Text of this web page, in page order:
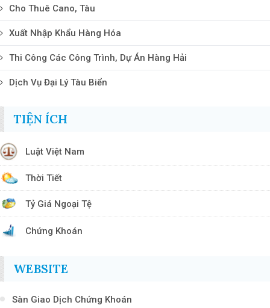
Cho Thuê Cano, Tàu
Xuất Nhập Khẩu Hàng Hóa
Thi Công Các Công Trình, Dự Án Hàng Hải
Dịch Vụ Đại Lý Tàu Biển
TIỆN ÍCH
Luật Việt Nam
Thời Tiết
Tỷ Giá Ngoại Tệ
Chứng Khoán
WEBSITE
Sàn Giao Dịch Chứng Khoán